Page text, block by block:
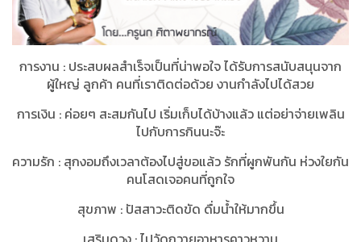
การงาน : ประสบผลสำเร็จเป็นที่น่าพอใจ ได้รับการสนับสนุนจาก
ผู้ใหญ่ ลูกค้า คนที่เราติดต่อด้วย งานกำลังไปได้สวย
การเงิน :ค่อยๆ สะสมกันไป เริ่มเก็บได้บ้างแล้ว แต่อย่าจ่ายเพลิน
ไปกับการกินนะจ๊ะ
ความรัก : สุกงอมถึงเวลาต้องไปสู่ขอแล้ว รักที่ผูกพันกัน ห่วงใยกัน
คนโสดเจอคนที่ถูกใจ
สุขภาพ :ปัสสาวะติดขัด ดื่มน้ำให้มากขึ้น